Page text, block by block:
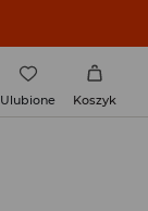
Ulubione Koszyk